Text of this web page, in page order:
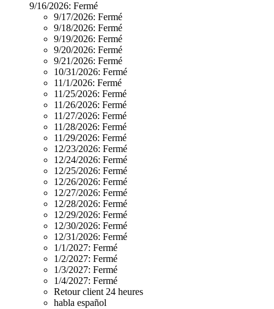
9/16/2026: Fermé
9/17/2026: Fermé
9/18/2026: Fermé
9/19/2026: Fermé
9/20/2026: Fermé
9/21/2026: Fermé
10/31/2026: Fermé
11/1/2026: Fermé
11/25/2026: Fermé
11/26/2026: Fermé
11/27/2026: Fermé
11/28/2026: Fermé
11/29/2026: Fermé
12/23/2026: Fermé
12/24/2026: Fermé
12/25/2026: Fermé
12/26/2026: Fermé
12/27/2026: Fermé
12/28/2026: Fermé
12/29/2026: Fermé
12/30/2026: Fermé
12/31/2026: Fermé
1/1/2027: Fermé
1/2/2027: Fermé
1/3/2027: Fermé
1/4/2027: Fermé
Retour client 24 heures
habla español